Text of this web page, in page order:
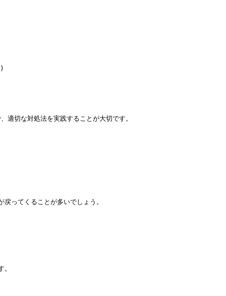
切な対処法を実践することが大切です。
ってくることが多いでしょう。